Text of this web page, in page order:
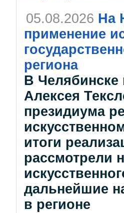
05.08.2026 На
применение
региона
В Челябинске
Алексея
президиума
итоги
рассмотрели
дальнейшие
в регионе